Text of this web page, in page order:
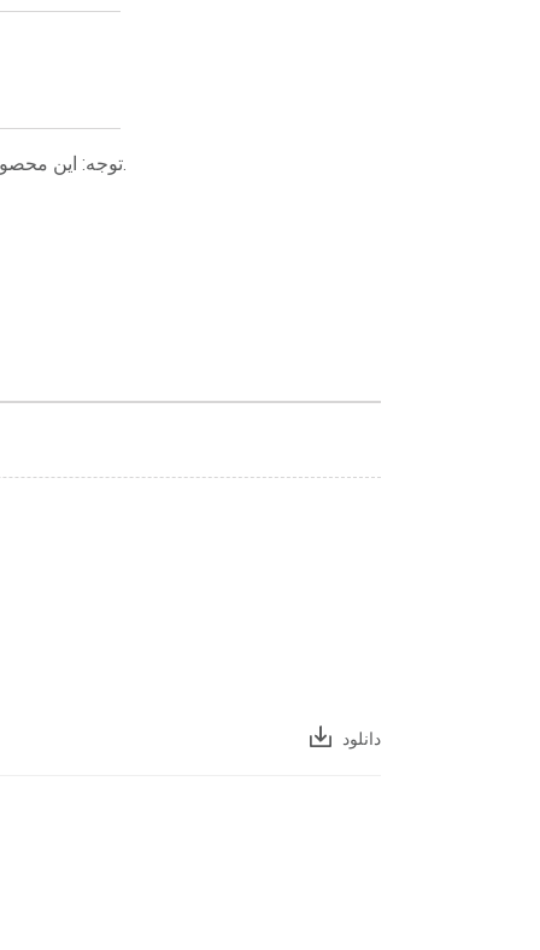
توجه: این محصول همچنان به نوآوری ادامه می‌دهد و عملکرد آن همچنان در حال بهبود است. این توضیحات پارامتر فقط برای مرجع است.
دانلود